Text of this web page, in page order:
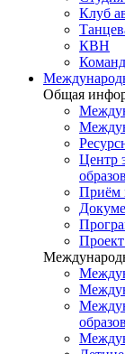
Клуб
КВН
Общая
Центр
Приём